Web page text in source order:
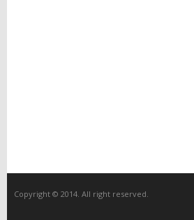
Copyright © 2014. All right reserved.